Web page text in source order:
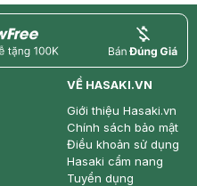
price
VỀ HASAKI.VN
Giới thiệu Hasaki.vn
Chính sách bảo mật
Điều khoản sử dụng
Hasaki cẩm nang
Tuyển dụng